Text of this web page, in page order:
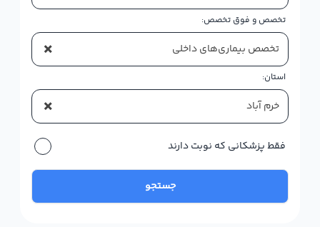
تخصص و فوق تخصص:
× تخصص بیماری‌های داخلی
استان:
× خرم آباد
فقط پزشکانی که نوبت دارند
جستجو